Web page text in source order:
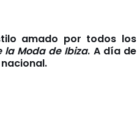
amado por todos los
la Moda de Ibiza. A día de